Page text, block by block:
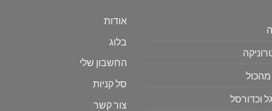
מהכול
וכדורסל
אודות
בלוג
החשבון שלי
סל קניות
צור קשר